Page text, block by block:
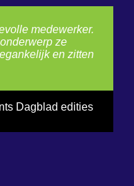
medewerker.
ze
en zitten
Dagblad edities